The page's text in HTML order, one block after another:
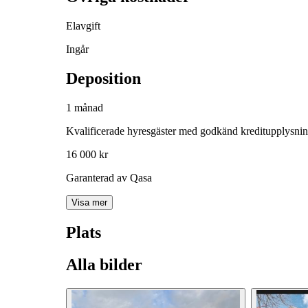
Elavgift
Ingår
Deposition
1 månad
Kvalificerade hyresgäster med godkänd
16 000 kr
Garanterad av Qasa
Visa mer
Plats
Alla bilder